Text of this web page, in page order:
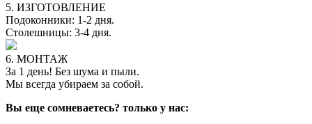
5. ИЗГОТОВЛЕНИЕ
Подоконники: 1-2 дня.
Столешницы: 3-4 дня.
6. МОНТАЖ
За 1 день! Без шума и пыли.
Мы всегда убираем за собой.
Вы еще сомневаетесь? только у нас: